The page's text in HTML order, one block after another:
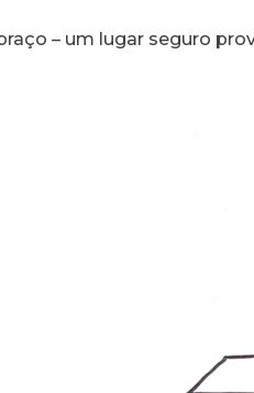
– um lugar seguro